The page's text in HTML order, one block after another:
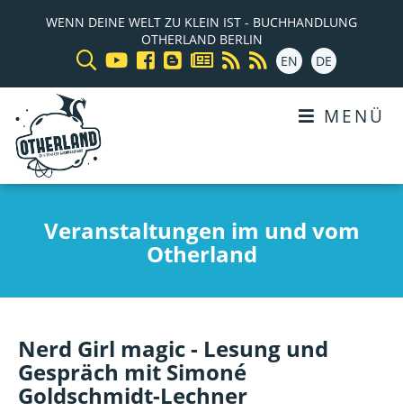
WENN DEINE WELT ZU KLEIN IST - BUCHHANDLUNG
OTHERLAND BERLIN
EN
DE
MENÜ
Veranstaltungen im und vom
Otherland
Nerd Girl magic - Lesung und
Gespräch mit Simoné
Goldschmidt-Lechner